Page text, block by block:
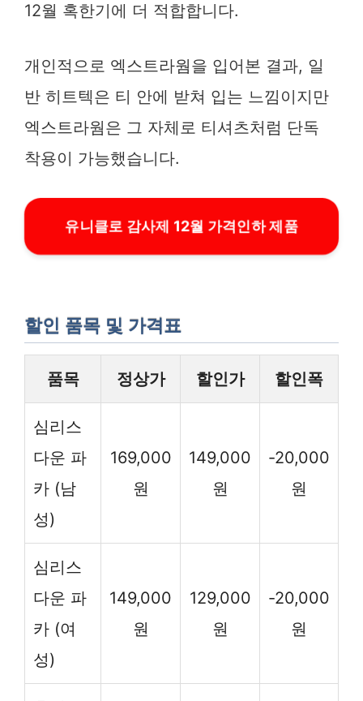
12월 혹한기에 더 적합합니다.
개인적으로 엑스트라웜을 입어본 결과, 일
반 히트텍은 티 안에 받쳐 입는 느낌이지만
엑스트라웜은 그 자체로 티셔츠처럼 단독
착용이 가능했습니다.
유니클로 감사제 12월 가격인하 제품
할인 품목 및 가격표
품목 정상가 할인가 할인폭
심리스
다운 파
카 (남
성)
169,000
원
149,000
원
-20,000
원
심리스
다운 파
카 (여
성)
149,000
원
129,000
원
-20,000
원